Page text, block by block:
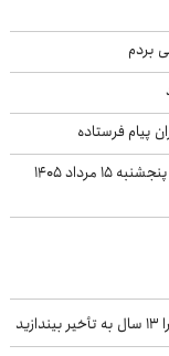
بردم
پیام فرستاده
تغییر تند قیمت محصولات ایران‌خودرو و سایپا امروز پنجشنبه ۱۵ مرداد ۱۴۰۵